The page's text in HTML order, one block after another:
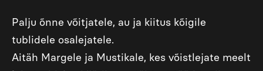
Palju õnne võitjatele, au ja kiitus kõigile
tublidele osalejatele.
Aitäh Margele ja Mustikale, kes võistlejate meelt